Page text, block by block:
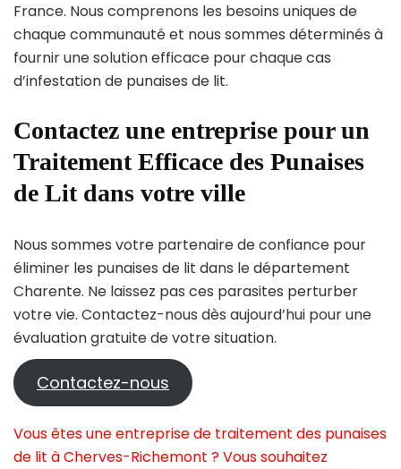
France. Nous comprenons les besoins uniques de
chaque communauté et nous sommes déterminés à
fournir une solution efficace pour chaque cas
d’infestation de punaises de lit.
Contactez une entreprise pour un
Traitement Efficace des Punaises
de Lit dans votre ville
Nous sommes votre partenaire de confiance pour
éliminer les punaises de lit dans le département
Charente. Ne laissez pas ces parasites perturber
votre vie. Contactez-nous dès aujourd’hui pour une
évaluation gratuite de votre situation.
Contactez-nous
Vous êtes une entreprise de traitement des punaises
de lit à Cherves-Richemont ? Vous souhaitez